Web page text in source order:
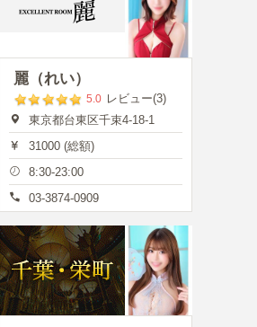
麗（れい）
5.0 レビュー(3)
東京都台東区千束4-18-1
31000 (総額)
8:30-23:00
03-3874-0909